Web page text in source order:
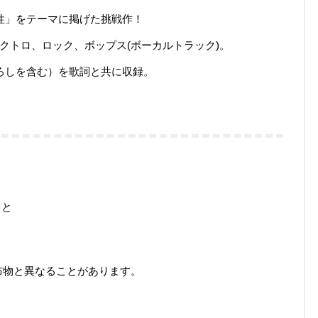
をテーマに掲げた挑戦作！
トロ、ロック、ボップス(ボーカルトラック)。
を含む）を歌詞と共に収録。
と異なることがあります。